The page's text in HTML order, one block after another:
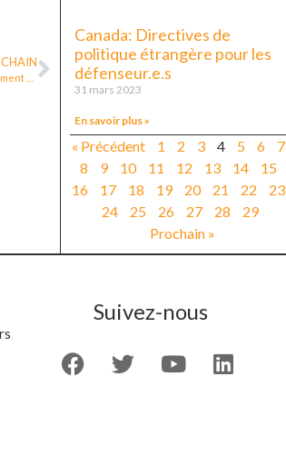
Canada: Directives de
politique étrangère pour les
défenseur.e.s
31 mars 2023
En savoir plus »
« Précédent 1 2 3 4 5 6
7
8
9 10 11 12 13 14
15
16
17 18 19 20 21 22
23
24
25 26 27 28
29
Prochain »
Suivez-nous